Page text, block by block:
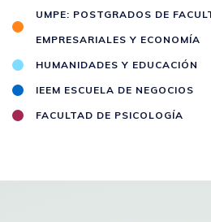
UMPE: POSTGRADOS DE
EMPRESARIALES Y ECONOMÍA
HUMANIDADES Y EDUCACIÓN
IEEM ESCUELA DE NEGOCIOS
FACULTAD DE PSICOLOGÍA